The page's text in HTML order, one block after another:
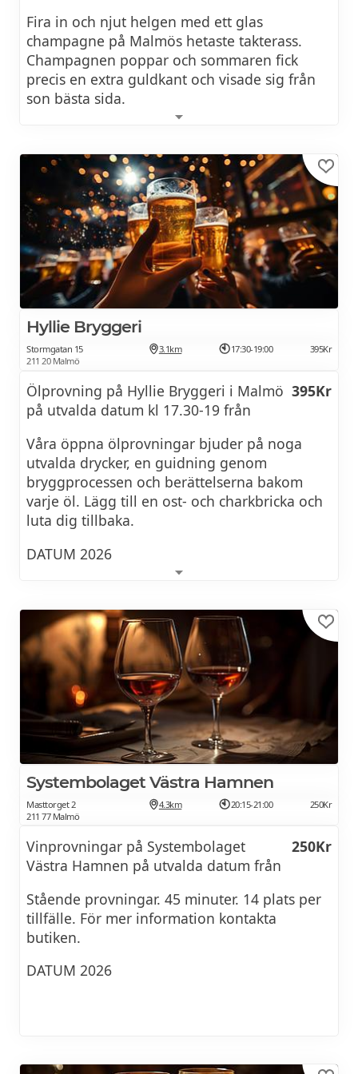
Exklusiv vinprovning med middag på
Hotel MJ's
13 februari 2027 kl 16:00
Italiensk vinprovning på Hotel MJ's
06 mars 2027 kl 16:00
Klassisk vinprovning på Hotel MJ's
650Kr
13 mars 2027 kl 18:00
Exklusiv vinprovning med middag på
Hotel MJ's
1349Kr
13 mars 2027 kl 18:00
Vinprovning med middag på Hotel
MJ's
1450Kr
03 april 2027 kl 16:00
Italiensk vinprovning på Hotel MJ's
650Kr
10 april 2027 kl 16:00
Klassisk vinprovning på Hotel MJ's
BOKA PROVNING
Fira in och njut helgen med ett glas
champagne på Malmös hetaste takterass.
Champagnen poppar och sommaren fick
precis en extra guldkant och visade sig från
son bästa sida.
AW ERBJUDANDE
Hyllie Bryggeri
Stormgatan 15
211 20 Malmö
3.1km 17:30-19:00 395Kr
Ölprovning på Hyllie Bryggeri i Malmö
på utvalda datum kl 17.30-19 från
395Kr
Våra öppna ölprovningar bjuder på noga
utvalda drycker, en guidning genom
bryggprocessen och berättelserna bakom
varje öl. Lägg till en ost- och charkbricka och
luta dig tillbaka.
DATUM 2026
29 september
27 oktober
24 november
BOKA PROVNING
Systembolaget Västra Hamnen
Masttorget 2
211 77 Malmö
4.3km 20:15-21:00 250Kr
Vinprovningar på Systembolaget
Västra Hamnen på utvalda datum från
250Kr
Stående provningar. 45 minuter. 14 plats per
tillfälle. För mer information kontakta
butiken.
DATUM 2026